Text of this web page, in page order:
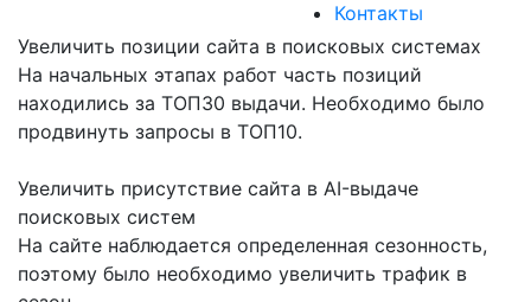
Контакты
Увеличить позиции сайта в поисковых системах
На начальных этапах работ часть позиций
находились за ТОП30 выдачи. Необходимо было
продвинуть запросы в ТОП10.
Увеличить присутствие сайта в AI-выдаче
поисковых систем
На сайте наблюдается определенная сезонность,
поэтому было необходимо увеличить трафик в